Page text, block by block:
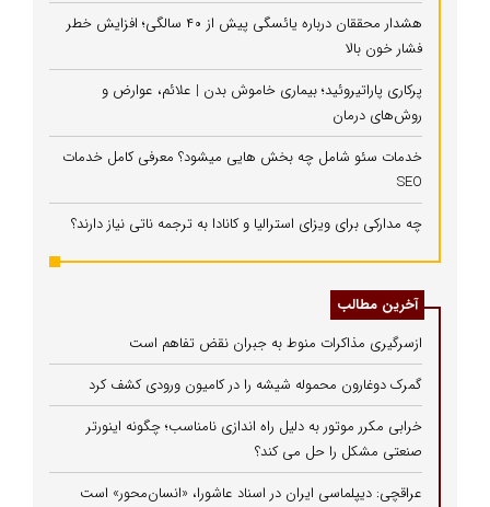
هشدار محققان درباره یائسگی پیش از ۴۰ سالگی؛ افزایش خطر
فشار خون بالا
پرکاری پاراتیروئید؛ بیماری خاموش بدن | علائم، عوارض و
روش‌های درمان
خدمات سئو شامل چه بخش هایی میشود؟ معرفی کامل خدمات
SEO
چه مدارکی برای ویزای استرالیا و کانادا به ترجمه ناتی نیاز دارند؟
آخرین مطالب
ازسرگیری مذاکرات منوط به جبران نقض تفاهم است
گمرک دوغارون محموله شیشه را در کامیون ورودی کشف کرد
خرابی مکرر موتور به دلیل راه‌ اندازی نامناسب؛ چگونه اینورتر
صنعتی مشکل را حل می‌ کند؟
عراقچی: دیپلماسی ایران در اسناد عاشورا، «انسان‌محور» است